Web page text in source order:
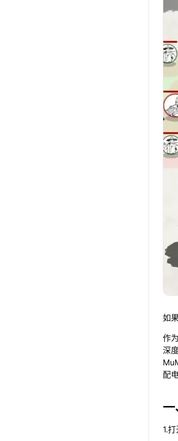
如
作
深
配
1.